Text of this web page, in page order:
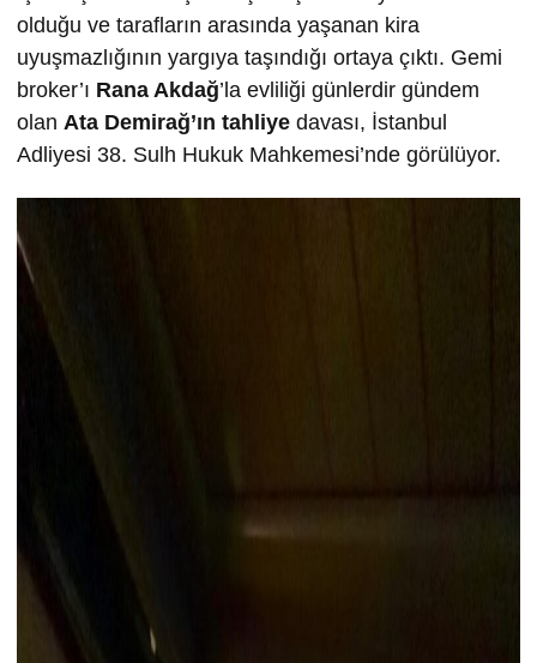
olduğu ve tarafların arasında yaşanan kira
uyuşmazlığının yargıya taşındığı ortaya çıktı. Gemi
broker’ı Rana Akdağ’la evliliği günlerdir gündem
olan Ata Demirağ’ın tahliye davası, İstanbul
Adliyesi 38. Sulh Hukuk Mahkemesi’nde görülüyor.